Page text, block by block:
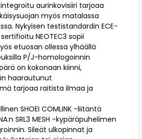
integroitu aurinkovisiiri tarjoaa
myös matalassa
Nykyisen testistandardin ECE-
NEOTEC3 sopii
etuosan ollessa ylhäällä
P/J-homologoinnin
on kokonaan kiinni,
haarautunut
tarjoaa raitista ilmaa ja
SHOEI COMLINK -liitäntä
SRL3 MESH -kypäräpuhelimen
Sileät ulkopinnat ja